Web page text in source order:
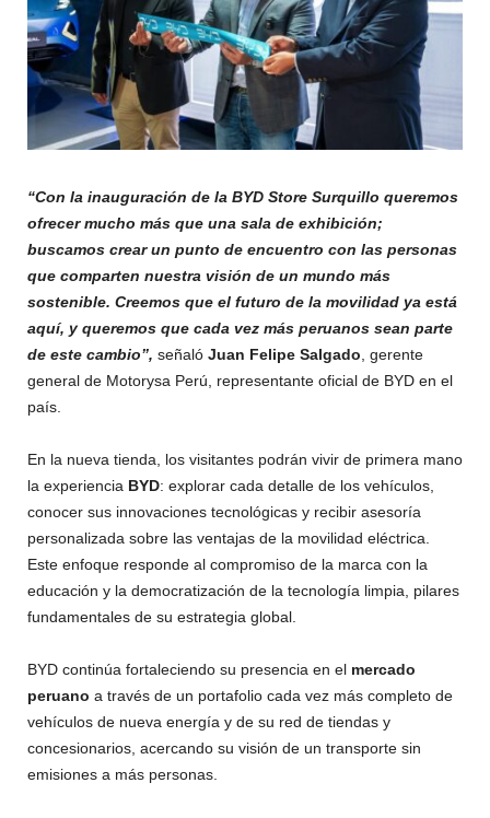
“Con la inauguración de la BYD Store Surquillo queremos
ofrecer mucho más que una sala de exhibición;
buscamos crear un punto de encuentro con las personas
que comparten nuestra visión de un mundo más
sostenible. Creemos que el futuro de la movilidad ya está
aquí, y queremos que cada vez más peruanos sean parte
de este cambio”, señaló Juan Felipe Salgado, gerente
general de Motorysa Perú, representante oficial de BYD en el
país.
En la nueva tienda, los visitantes podrán vivir de primera mano
la experiencia BYD: explorar cada detalle de los vehículos,
conocer sus innovaciones tecnológicas y recibir asesoría
personalizada sobre las ventajas de la movilidad eléctrica.
Este enfoque responde al compromiso de la marca con la
educación y la democratización de la tecnología limpia, pilares
fundamentales de su estrategia global.
BYD continúa fortaleciendo su presencia en el mercado
peruano a través de un portafolio cada vez más completo de
vehículos de nueva energía y de su red de tiendas y
concesionarios, acercando su visión de un transporte sin
emisiones a más personas.